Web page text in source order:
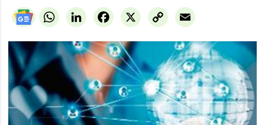
WhatsAppLinkedIn X
Facebook
Copy
Link
Email